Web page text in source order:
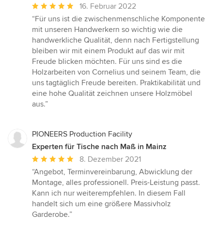
Durchschnittliche
Bewertung:
5
von
5
Sternen
16. Februar 2022
“Für uns ist die zwischenmenschliche Komponente
mit unseren Handwerkern so wichtig wie die
handwerkliche Qualität, denn nach Fertigstellung
bleiben wir mit einem Produkt auf das wir mit
Freude blicken möchten. Für uns sind es die
Holzarbeiten von Cornelius und seinem Team, die
uns tagtäglich Freude bereiten. Praktikabilität und
eine hohe Qualität zeichnen unsere Holzmöbel
aus.”
PIONEERS Production Facility
Experten für Tische nach Maß in Mainz
Durchschnittliche
Bewertung:
5
von
5
Sternen
8. Dezember 2021
“Angebot, Terminvereinbarung, Abwicklung der
Montage, alles professionell. Preis-Leistung passt.
Kann ich nur weiterempfehlen. In diesem Fall
handelt sich um eine größere Massivholz
Garderobe.”